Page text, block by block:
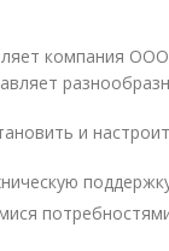
компания
и